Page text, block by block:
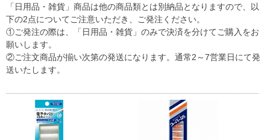
「日用品・雑貨」商品は他の商品類とは別納品となりますので、以
下の2点についてご注意いただき、ご発注ください。
①ご発注の際は、「日用品・雑貨」のみで決済を分けてご購入をお
願いします。
②ご注文商品が揃い次第の発送になります。通常2～7営業日にて発
送いたします。